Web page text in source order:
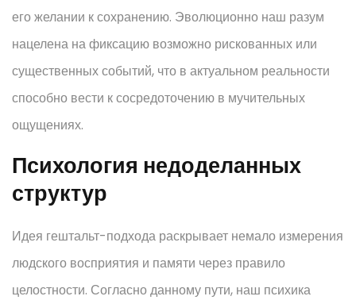
его желании к сохранению. Эволюционно наш разум
нацелена на фиксацию возможно рискованных или
существенных событий, что в актуальном реальности
способно вести к сосредоточению в мучительных
ощущениях.
Психология недоделанных
структур
Идея гештальт-подхода раскрывает немало измерения
людского восприятия и памяти через правило
целостности. Согласно данному пути, наш психика